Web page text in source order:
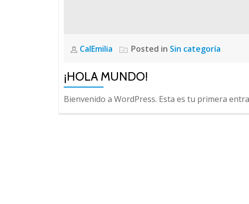
CalEmilia Posted in Sin categoría
¡HOLA MUNDO!
Bienvenido a WordPress. Esta es tu primera